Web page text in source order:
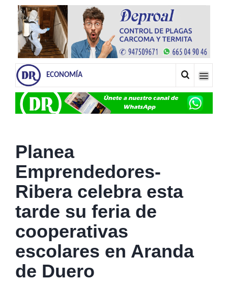
ECONOMÍA
Planea
Emprendedores-
Ribera celebra esta
tarde su feria de
cooperativas
escolares en Aranda
de Duero